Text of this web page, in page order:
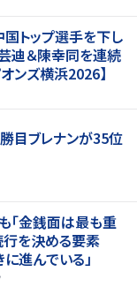
トップ選手を下し
迪＆陳幸同を連続
ンズ横浜2026】
目ブレナンが35位
「金銭面は最も重
を決める要素
進んでいる」